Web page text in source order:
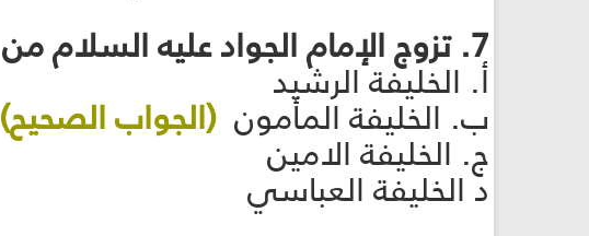
7. تزوج الإمام الجواد عليه السلام من بنت خليفة من هو
أ. الخليفة الرشيد
ب. الخليفة المأمون (الجواب الصحيح)
ج. الخليفة الامين
د الخليفة العباسي